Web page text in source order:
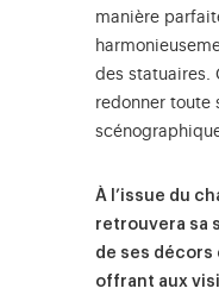
manière
des statuaires.
redonner toute
À l’issue du
retrouvera sa
de ses décors
offrant aux